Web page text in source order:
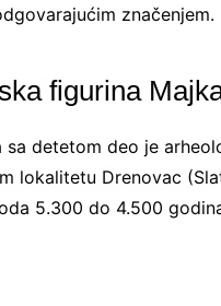
značenjem.
figurina
sa detetom deo je
lokalitetu Drenovac
5.300 do 4.500